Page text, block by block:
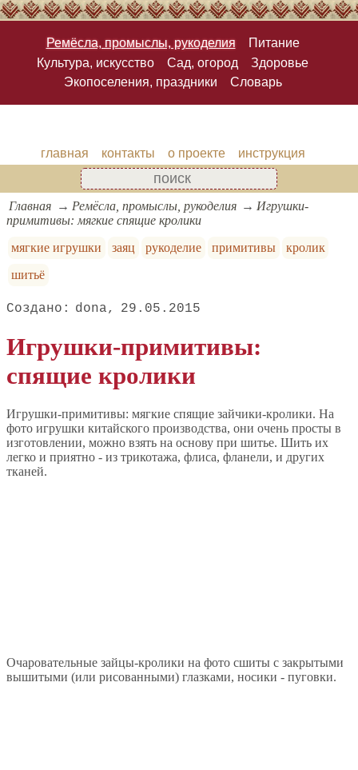
Ремёсла, промыслы, рукоделия
Питание
Культура, искусство
Сад, огород
Здоровье
Экопоселения, праздники
Словарь
главная контакты о проекте инструкция
Главная Ремёсла, промыслы, рукоделия
Игрушки-
примитивы: мягкие спящие кролики
мягкие игрушки
заяц рукоделие примитивы
кролик
шитьё
dona 29.05.2015
Игрушки-примитивы:
спящие кролики
Игрушки-примитивы: мягкие спящие зайчики-кролики. На
фото игрушки китайского производства, они очень просты в
изготовлении, можно взять на основу при шитье. Шить их
легко и приятно - из трикотажа, флиса, фланели, и других
тканей.
Очаровательные зайцы-кролики на фото сшиты с закрытыми
вышитыми (или рисованными) глазками, носики - пуговки.